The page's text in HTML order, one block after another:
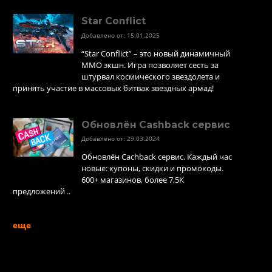
Star Conflict
Добавлено от: 15.01.2025
“Star Conflict” – это новый динамичный
MMO экшн. Игра позволяет сесть за
штурвал космического звездолета и
принять участие в массовых битвах звездных армад!
Обновлён Cashback сервис
Добавлено от: 29.03.2024
Обновлён Cachback сервис. Каждый час
новые: купоны, скидки и промокоды.
600+ магазинов, более 7,5K
предложений ..
еще